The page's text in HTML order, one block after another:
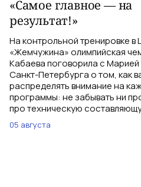
«Самое главное — на
результат!»
На контрольной тренировке в
«Жемчужина» олимпийская
Кабаева поговорила с
Санкт-Петербурга о том, как
распределять внимание на
программы: не забывать ни
про техническую
05 августа